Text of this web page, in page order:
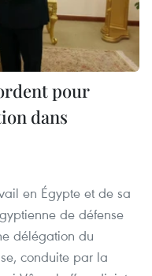
pour
dans
en Égypte et de sa
de défense
délégation du
conduite par la